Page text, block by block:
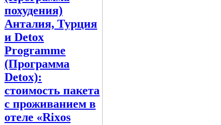
похудения)
Анталия, Турция
и Detox
Programme
(Программа
Detox):
стоимость пакета
с проживанием в
отеле «Rixos